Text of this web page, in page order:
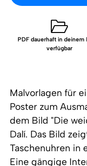
Malvorlagen für
Poster zum
dem Bild "Die
Dalí. Das Bild
Taschenuhren in
Eine gängige
PDF dauerhaft in deinem
verfügbar